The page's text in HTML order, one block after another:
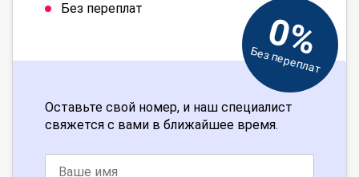
Без переплат
0%
Без переплат
Оставьте свой номер, и наш специалист
свяжется с вами в ближайшее время.